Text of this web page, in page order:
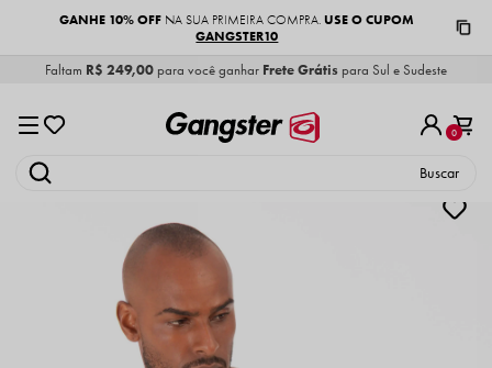
GANHE 10% OFF NA SUA PRIMEIRA COMPRA.USE O CUPOM
GANGSTER10
Faltam R$ 249,00 para você ganhar Frete Grátis para Sul e Sudeste
0